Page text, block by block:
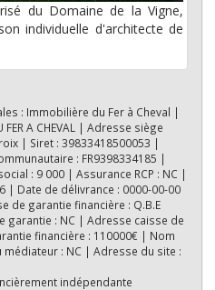
du Domaine de la Vigne,
individuelle d'architecte de
: Immobilière du Fer à Cheval |
FER A CHEVAL | Adresse siège
| Siret : 39833418500053 |
: FR9398334185 |
: 9 000 | Assurance RCP : NC |
| Date de délivrance : 0000-00-00
de garantie financière : Q.B.E
garantie : NC | Adresse caisse de
financière : 110000€ | Nom
: NC | Adresse du site :
indépendante